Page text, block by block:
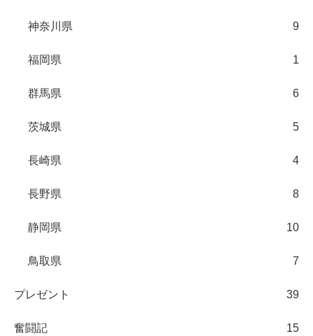
神奈川県 9
福岡県 1
群馬県 6
茨城県 5
長崎県 4
長野県 8
静岡県 10
鳥取県 7
プレゼント 39
奮闘記 15